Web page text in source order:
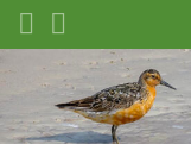
Search